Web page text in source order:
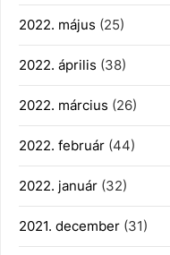
2022. május (25)
2022. április (38)
2022. március (26)
2022. február (44)
2022. január (32)
2021. december (31)